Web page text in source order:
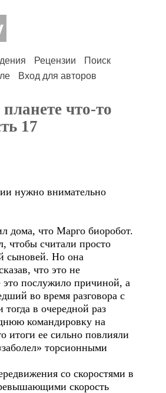
Рецензии
Поиск
Вход для авторов
что-то
17
внимательно
дома, что Марго биоробот.
чтобы считали просто
сыновей. Но она
что это не
послужило причиной, а
во время разговора с
в очередной раз
командировку на
итоги ее сильно повлияли
торсионными
со скоростями в
скорость